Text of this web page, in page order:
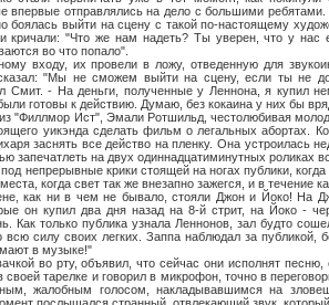
впервые отправлялись на дело с большими
выйти на сцену с такой по-настоящему
кричали: "Что же нам надеть? Ты уверен, что у нас
во что попало".
их провели в ложу, отведенную для
"Мы не сможем выйти на сцену, если ты не
Смит. - На деньги, полученные у Леннона, я купил
готовы к действию. Думаю, без кокаина у них бы
Ист", Эмали Ротшильд, честолюбивая
уикэнда сделать фильм о легальных абортах.
заснять все действо на пленку. Она устроилась
запечатлеть на двух одиннадцатиминутных роликах
крики стоящей на ногах публики, когда
когда свет так же внезапно зажегся, и в течение
как ни в чем не бывало, стояли Джон и Йоко! На
он купил два дня назад на 8-й стрит, на Йоко -
Как только публика узнала Леннонов, зал будто
всю силу своих легких. Заппа наблюдал за публикой,
в музыке!"
во рту, объявил, что сейчас они исполнят песню,
тарелке и говорил в микрофон, точно в
жалобным голосом, накладывавшимся на